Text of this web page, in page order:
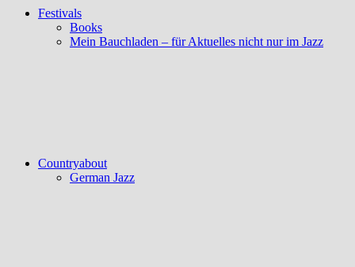
Festivals
Books
Mein Bauchladen – für Aktuelles nicht nur im Jazz
Countryabout
German Jazz